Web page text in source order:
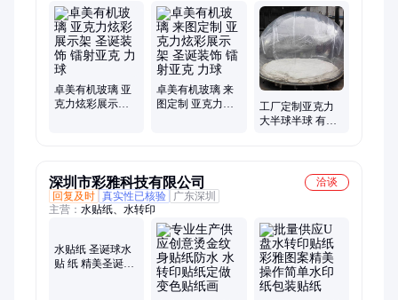
克力大球、亚克力球、弧形热弯、银行资料架、资料展示牌、机
器保护罩、旋转展示牌、椭圆形灯罩、U型亚克力罩、耳机充电
器、弧异形亚克力、压克力罩子、防水手机水箱、无缝拼接透
明、防尘机器面罩、弧形机器面板、防水智能手表、弧形防护罩
板、化妆品陈列柜、异弧形亚克力板
卓美有机玻璃 亚
克力炫彩展示架
卓美有机玻璃 来
图定制 亚克力炫
工厂定制亚克力
大半球半球 有机
深圳市彩雅科技有限公司
洽谈
回复及时 真实性已核验
广东深圳
主营： 水贴纸、水转印
水贴纸 圣诞球水
贴 纸 精美圣诞水